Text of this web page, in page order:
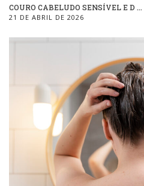
COURO CABELUDO SENSÍVEL E D ...
21 DE ABRIL DE 2026